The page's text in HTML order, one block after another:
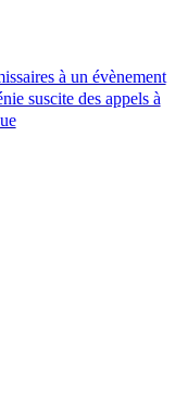
à un évènement
suscite des appels à